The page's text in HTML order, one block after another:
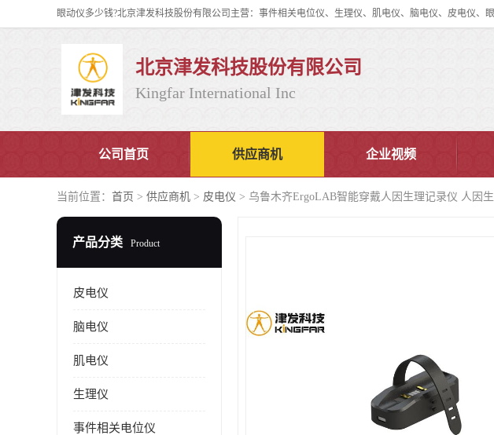
北京津发科技股份有限公司
Kingfar International Inc
公司首页 供应商机 企业视频
当前位置： 首页 > 供应商机 > 皮电仪 > 乌鲁木齐ErgoLAB智能穿戴人因生理记录仪 人因
产品分类 Product
皮电仪
脑电仪
肌电仪
生理仪
事件相关电位仪